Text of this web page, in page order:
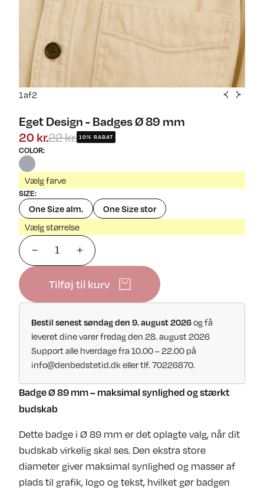
1af2
Eget Design - Badges Ø 89 mm
20 kr.22 kr. 10% RABAT
COLOR:
Vælg farve
SIZE:
One Size alm.
One Size stor
Vælg størrelse
Tilføj til kurv
Bestil senest søndag den 9. august 2026og få
leveret dine varer fredag den 28. august 2026
Support alle hverdage fra 10.00 – 22.00 på
info@denbedstetid.dk eller tlf. 70226870.
Badge Ø 89 mm – maksimal synlighed og stærkt
budskab
Dette badge i Ø 89 mm er det oplagte valg, når dit
budskab virkelig skal ses. Den ekstra store
diameter giver maksimal synlighed og masser af
plads til grafik, logo og tekst, hvilket gør badgen